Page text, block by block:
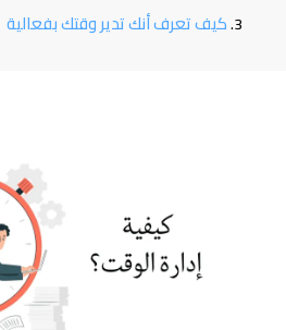
كيف تعرف أنك تدير وقتك بفعالية